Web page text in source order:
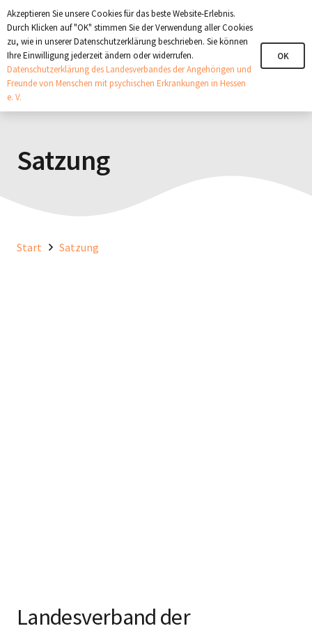
+321 123 4567 info@angehoerige-hessen.de
Satzung
Start Satzung
Landesverband der
Akzeptieren Sie unsere Cookies für das beste Website-Erlebnis.
Durch Klicken auf "OK" stimmen Sie der Verwendung aller Cookies
zu, wie in unserer Datenschutzerklärung beschrieben. Sie können
Ihre Einwilligung jederzeit ändern oder widerrufen.
Datenschutzerklärung des Landesverbandes der Angehörigen und
Freunde von Menschen mit psychischen Erkrankungen in Hessen
e. V.
OK